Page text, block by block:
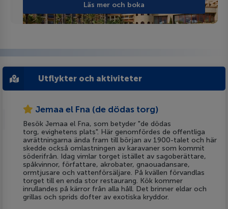
Läs mer och boka
Utflykter och aktiviteter
Jemaa el Fna (de dödas torg)
Besök Jemaa el Fna, som betyder "de dödas
torg, evighetens plats". Här genomfördes de offentliga
avrättningarna ända fram till början av 1900-talet och här
skedde också omlastningen av karavaner som kommit
söderifrån. Idag vimlar torget istället av sagoberättare,
spåkvinnor, författare, akrobater, gnaouadansare,
ormtjusare och vattenförsäljare. På kvällen förvandlas
torget till en enda stor restaurang. Kök kommer
inrullandes på kärror från alla håll. Det brinner eldar och
grillas och sprids dofter av exotiska kryddor.